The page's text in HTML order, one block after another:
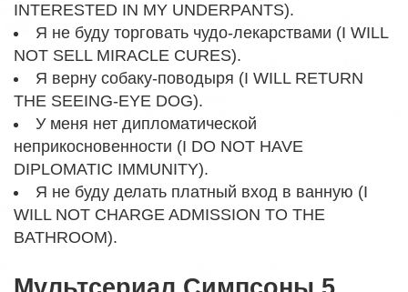
INTERESTED IN MY UNDERPANTS).
Я не буду торговать чудо-лекарствами (I WILL
NOT SELL MIRACLE CURES).
Я верну собаку-поводыря (I WILL RETURN
THE SEEING-EYE DOG).
У меня нет дипломатической
неприкосновенности (I DO NOT HAVE
DIPLOMATIC IMMUNITY).
Я не буду делать платный вход в ванную (I
WILL NOT CHARGE ADMISSION TO THE
BATHROOM).